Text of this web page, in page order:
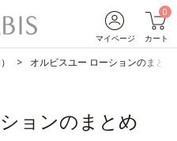
マイページ
0
カート
オルビスユー ローションのまとめ
ョンのまとめ